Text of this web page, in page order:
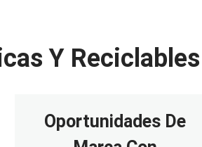
Y Reciclables
Oportunidades De